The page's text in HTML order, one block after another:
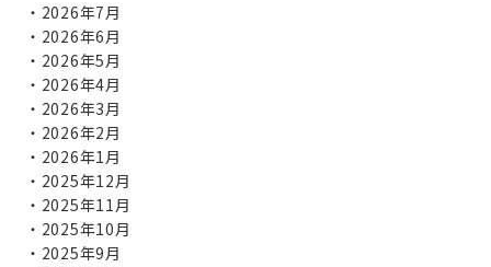
2026年7月
2026年6月
2026年5月
2026年4月
2026年3月
2026年2月
2026年1月
2025年12月
2025年11月
2025年10月
2025年9月